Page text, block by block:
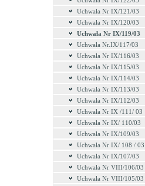
Uchwała Nr IX/121/03
Uchwała Nr IX/120/03
Uchwała Nr IX/119/03
Uchwała Nr.IX/117/03
Uchwała Nr IX/116/03
Uchwała Nr IX/115/03
Uchwała Nr IX/114/03
Uchwała Nr IX/113/03
Uchwała Nr IX/112/03
Uchwała Nr IX /111/ 03
Uchwała Nr IX/ 110/03
Uchwała Nr IX/109/03
Uchwała Nr IX/ 108 / 03
Uchwała Nr IX/107/03
Uchwała Nr VIII/106/03
Uchwała Nr VIII/105/03